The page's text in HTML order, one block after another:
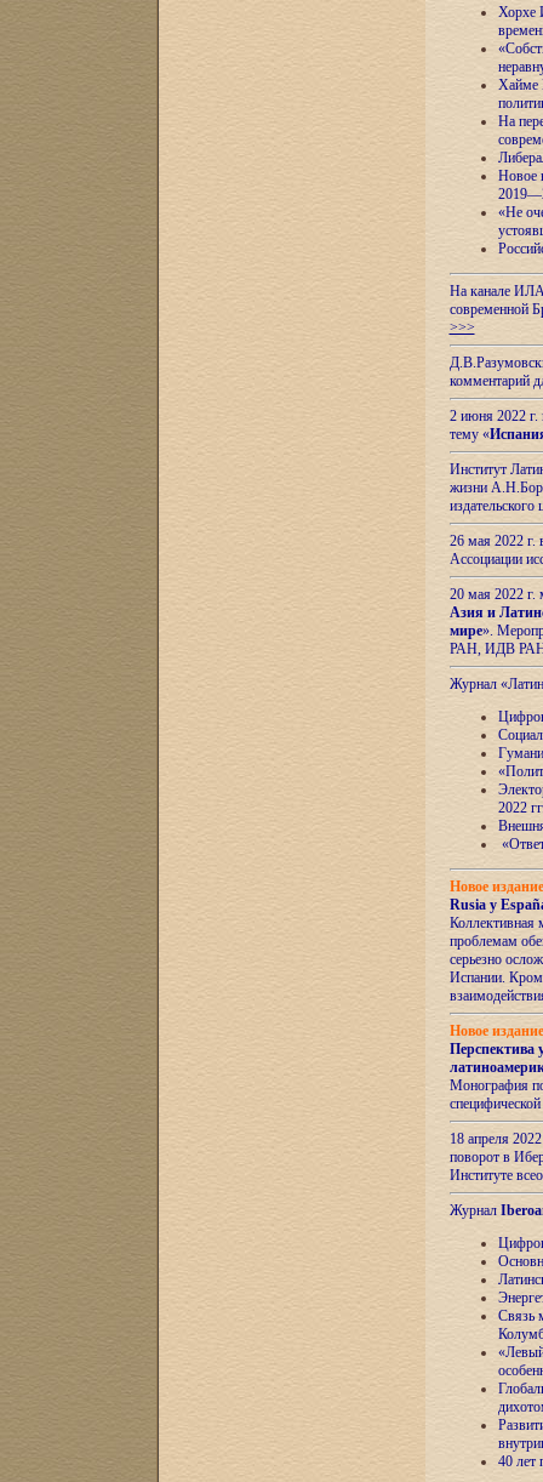
Хорхе
Хайме
На
Новое
«Не
На канале ИЛА
современной
>>>
комментарий
2 июня 2022 г.
тему «
Институт
жизни
26 мая 2022
Ассоциации
20 мая 2022
Азия и
мире».
РАН, ИДВ
Журнал
2022
Новое
Rusia y
Коллективная
проблемам
серьезно
Испании.
Новое
Перспектива
Монография
18 апреля
поворот в
Институте
Журнал
Связь
40 лет